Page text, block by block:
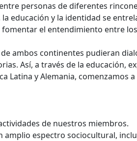
personas de diferentes
educación y la identidad se
el entendimiento entre
ambos continentes pudieran
Así, a través de la educación,
Latina y Alemania, comenzamos
de nuestros miembros.
amplio espectro sociocultural,